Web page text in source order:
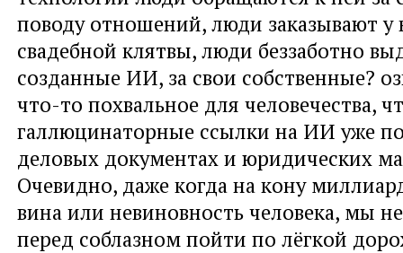
поводу отношений, люди заказывают у
свадебной клятвы, люди беззаботно
созданные ИИ, за свои собственные?
что-то похвальное для человечества,
галлюцинаторные ссылки на ИИ уже
деловых документах и юридических
Очевидно, даже когда на кону
вина или невиновность человека, мы
перед соблазном пойти по лёгкой